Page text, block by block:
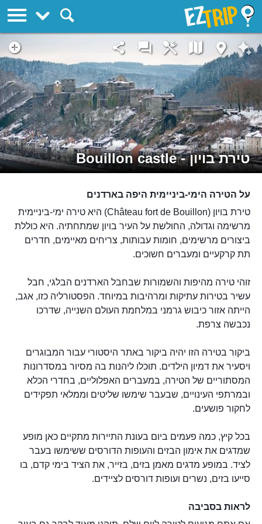
טירת בויון - Bouillon castle
על הטירה הימי-ביניימית היפה בארדנים
טירת בויון (Château fort de Bouillon) היא טירה ימי-ביניימית
מרשימה וגדולה, החולשת על העיר בויון שמתחתיה. היא כוללת
ביצורים מרשימים, חומות עבותות, צריחים מאיימים, חדרים
תת קרקעיים ומעברים חשוכים.
זוהי טירה מהיפות והשמורות שבחבל הארדנים הבלגי, חבל
עשיר בטירות עתיקות ומרהיבות במיוחד. הפסטורליה כזו, אגב,
הייתה אזור כיבוש גרמני במלחמת העולם השנייה, שדרכו
נכבשה צרפת.
ביקור בטירה הזו יהיה ביקור באתר היסטורי עבור המבוגרים
ויסעיר את דמיון הילדים. תוכלו ליהנות בה מסיור במסדרונות
המסתוריים של הטירה, במעברים האפלוליים, בחדרי הכלא
ובמרתפי העינויים, שבעבר שימשו שליטים וממלאי תפקידים
לחקור פושעים.
בכל קיץ, כמה פעמים ביום בעונת התיירות מתקיים כאן מופע
שמדגים את אימון הבזים והעופות הדורסים ששימשו בעבר
לציד. במופע מדגים מאמן בזים, בזייר, את הציד בימי קדם, בו
סייעו בזים, נשרים ועופות דורסים לציידים.
לראות בסביבה
EZTrip